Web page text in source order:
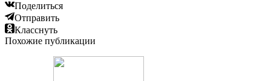
Поделиться
Отправить
Класснуть
Похожие публикации